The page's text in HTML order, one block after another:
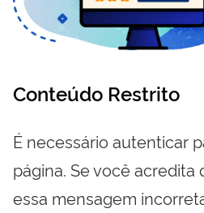
Conteúdo Restrito
É necessário autenticar
página. Se você
essa mensagem